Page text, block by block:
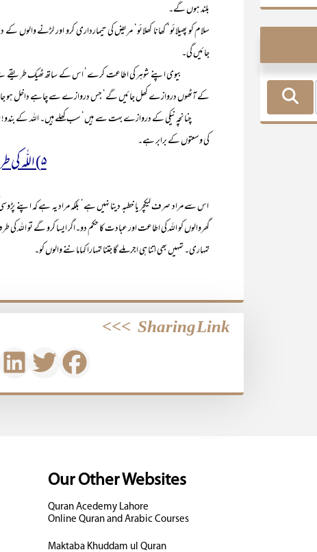
بلند ہوں گے۔
سلام کو پھیلائو‘ کھانا کھلائو‘ مریض کی تیمارداری کرو اور لڑنے
جائیں گی۔
بیوی اپنے شوہر کی اطاعت کرے‘ اس کے ساتھ ٹھیک طریقے
کے آٹھوں دروازے کھل جائیں گے‘ جس دروازے سے چاہے داخل ہو
چنانچہ نیکی کے دروازے بہت سے ہیں‘ سب کھلے ہیں۔ اللہ کے
کی وسعتوں کے برابر ہے۔
۵) اللّٰہ کی طرف دعوت :
اس سے مراد صرف لیکچر یا خطبہ دینا نہیں ہے‘ بلکہ مراد یہ ہے کہ اپنے
گھروالوں کو اللہ کی اطاعت اور عبادت کا حکم دو۔اگر ایسا کرو گے تو
تمہاری۔ تمہیں بھی اتنا ہی اجر ملے گا جتنا تمہارا کہاماننے والوں کو۔
Sharing Link
>>>
Our Other Websites
Quran Acedemy Lahore
Online Quran and Arabic Courses
Maktaba Khuddam ul Quran